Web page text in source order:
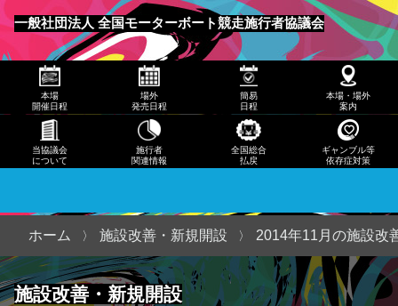
一般社団法人 全国モーターボート競走施行者協議会
メニュー
発売
日程
日程
本
場・
案内
当協
議会
本場
開催日程
場外
発売日程
簡易
日程
本場・場外
案内
当協議会
について
施行者
関連情報
全国総合
払戻
ギャンブル等
依存症対策
施設改善・新規開設
ホーム 施設改善・新規開設 2014年11月の施設改